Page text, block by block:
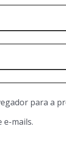
para a
e-mails.